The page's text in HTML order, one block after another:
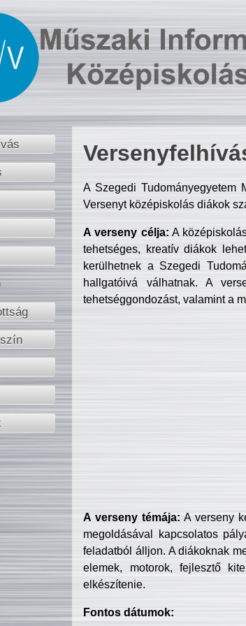
A Szegedi Tudományegyetem
Versenyt középiskolás diákok
A verseny célja: A
tehetséges, kreatív diákok
kerülhetnek a Szegedi
hallgatóivá válhatnak. A
tehetséggondozást, valamint a
A verseny témája: A verseny
megoldásával kapcsolatos
feladatból álljon. A diákoknak
elemek, motorok, fejlesztő
elkészítenie.
Fontos dátumok: